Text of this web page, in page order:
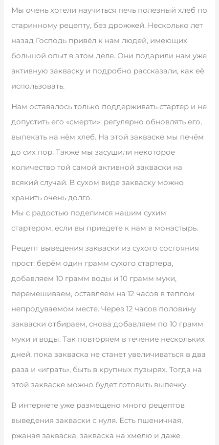
Мы очень хотели научиться печь полезный хлеб по
старинному рецепту, без дрожжей. Несколько лет
назад Господь привёл к нам людей, имеющих
большой опыт в этом деле. Они подарили нам уже
активную закваску и подробно рассказали, как её
использовать.
Нам оставалось только поддерживать стартер и не
допустить его «смерти»: регулярно обновлять его,
выпекать на нём хлеб. На этой закваске мы печём
до сих пор. Также мы засушили некоторое
количество той самой активной закваски на
всякий случай. В сухом виде закваску можно
хранить очень долго.
Мы с радостью поделимся нашим сухим
стартером, если вы приедете к нам в монастырь.
Рецепт выведения закваски из сухого состояния
прост: берём один грамм сухого стартера,
добавляем 10 грамм воды и 10 грамм муки,
перемешиваем, оставляем на 12 часов в теплом
непродуваемом месте. Через 12 часов половину
закваски отбираем, снова добавляем по 10 грамм
муки и воды. Так повторяем в течение нескольких
дней, пока закваска не станет увеличиваться в два
раза и «играть», быть в крупных пузырях. Тогда на
этой закваске можно будет готовить выпечку.
В интернете уже размещено много рецептов
выведения закваски с нуля. Есть пшеничная,
ржаная закваска, закваска на хмелю и даже